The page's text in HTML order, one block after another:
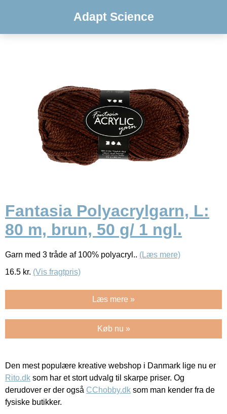
Adapt Science
Fantasia Polyacrylgarn, L:
80 m, brun, 50 g/ 1 ngl.
Garn med 3 tråde af 100% polyacryl.. (Læs mere)
16.5 kr. (Vis fragtpris)
Læs mere »
Køb nu »
Den mest populære kreative webshop i Danmark lige nu er
Rito.dk som har et stort udvalg til skarpe priser. Og
derudover er der også CChobby.dk som man kender fra de
fysiske butikker.